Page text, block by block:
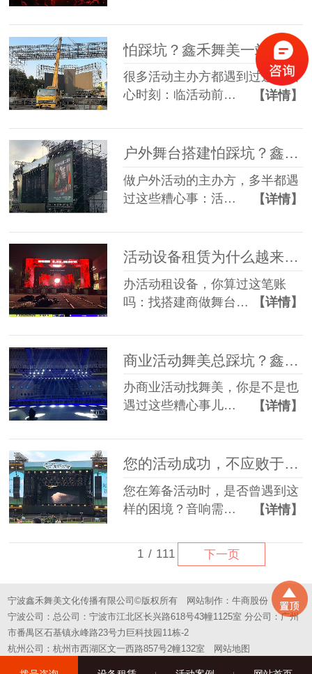
怕踩坑？鑫禾舞美一站式租赁搭建帮你省一半心
很多活动主办方都遇到过这些糟
心时刻：临活动前…
【详情】
户外舞台搭建怕踩坑？鑫禾舞美给你稳稳的保障
做户外活动的主办方，多半都遇
过这些糟心事：活…
【详情】
活动设备租赁为什么越来越多人选一站式？
办活动租设备，你算过这笔账
吗：找搭建商做舞台…
【详情】
商业活动舞美总踩坑？鑫禾一站式方案帮您避坑
办商业活动找舞美，你是不是也
遇过这些糟心事儿…
【详情】
您的活动成功，不应败于“拼凑”的舞台——选择一站式，选择省心
您在筹备活动时，是否曾遇到这
样的困境？音响需…
【详情】
1 / 111 下一页
宁波鑫禾舞美文化传播有限公司©版权所有 网站制作：牛商股份
宁波公司：总公司：宁波市江北区长兴路618号43幢1125室 分公司：广州
市番禺区石基镇永峰路23号力巨科技园11栋-2
杭州公司：杭州市西湖区文一西路857号2幢132室
网站地图